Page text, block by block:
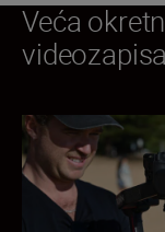
Veća
videozapisa